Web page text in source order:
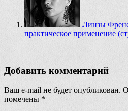
Линзы
практическое применение
Добавить комментарий
Ваш e-mail не будет опубликован.
помечены *